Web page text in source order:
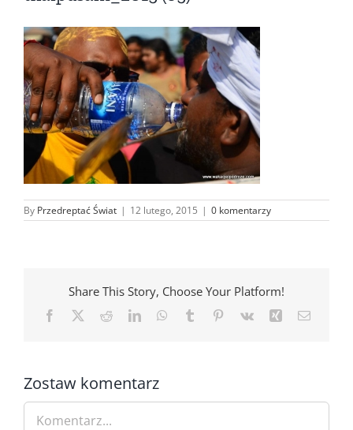
By Przedreptać Świat | 12 lutego, 2015 | 0 komentarzy
Share This Story, Choose Your Platform!
Facebook RedditLinkedInWhatsApp
Tumblr Pinterest
Vk Xing Email
Zostaw komentarz
Comment